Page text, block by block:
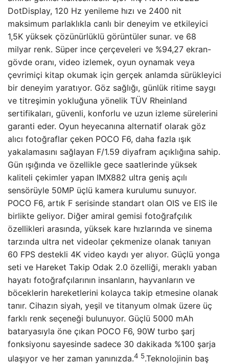
DotDisplay, 120 Hz yenileme hızı ve 2400 nit
maksimum parlaklıkla canlı bir deneyim ve etkileyici
1,5K yüksek çözünürlüklü görüntüler sunar. ve 68
milyar renk. Süper ince çerçeveleri ve %94,27 ekran-
gövde oranı, video izlemek, oyun oynamak veya
çevrimiçi kitap okumak için gerçek anlamda sürükleyici
bir deneyim yaratıyor. Göz sağlığı, günlük ritime saygı
ve titreşimin yokluğuna yönelik TÜV Rheinland
sertifikaları, güvenli, konforlu ve uzun izleme sürelerini
garanti eder. Oyun heyecanına alternatif olarak göz
alıcı fotoğraflar çeken POCO F6, daha fazla ışık
yakalamasını sağlayan F/1.59 diyafram açıklığına sahip.
Gün ışığında ve özellikle gece saatlerinde yüksek
kaliteli çekimler yapan IMX882 ultra geniş açılı
sensörüyle 50MP üçlü kamera kurulumu sunuyor.
POCO F6, artık F serisinde standart olan OIS ve EIS ile
birlikte geliyor. Diğer amiral gemisi fotoğrafçılık
özellikleri arasında, yüksek kare hızlarında ve sinema
tarzında ultra net videolar çekmenize olanak tanıyan
60 FPS destekli 4K video kaydı yer alıyor. Güçlü yonga
seti ve Hareket Takip Odak 2.0 özelliği, meraklı yaban
hayatı fotoğrafçılarının insanların, hayvanların ve
böceklerin hareketlerini kolayca takip etmesine olanak
tanır. Cihazın siyah, yeşil ve titanyum olmak üzere üç
farklı renk seçeneği bulunuyor. Güçlü 5000 mAh
bataryasıyla öne çıkan POCO F6, 90W turbo şarj
fonksiyonu sayesinde sadece 30 dakikada %100 şarja
ulaşıyor ve her zaman yanınızda.4 5.Teknolojinin baş